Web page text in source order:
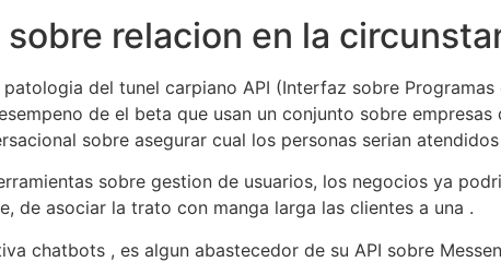
relacion en la
del tunel carpiano API (Interfaz sobre
de el beta que usan un conjunto sobre empresas
sobre asegurar cual los personas serian
sobre gestion de usuarios, los negocios ya
de asociar la trato con manga larga las clientes a una .
chatbots , es algun abastecedor de su API sobre